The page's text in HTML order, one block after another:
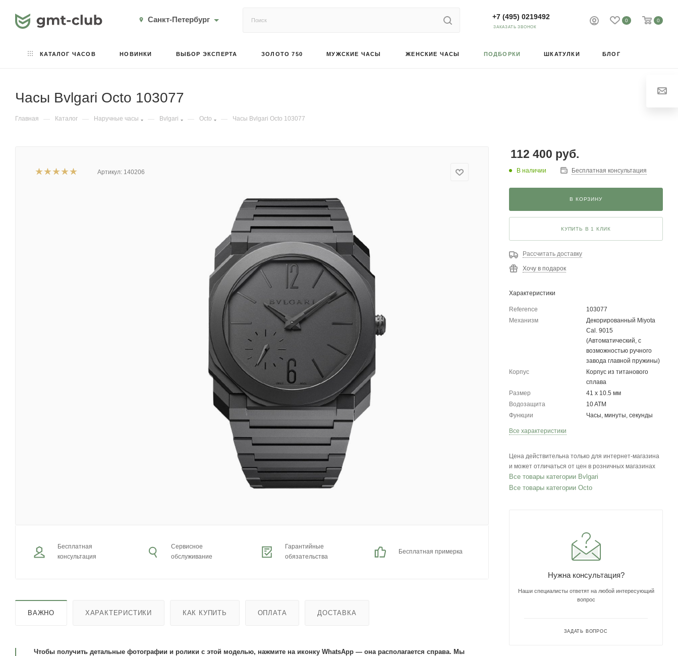
Санкт-Петербург 0 0
+7 (495) 0219492
ЗАКАЗАТЬ ЗВОНОК
КАТАЛОГ ЧАСОВ НОВИНКИ ВЫБОР ЭКСПЕРТА ЗОЛОТО 750 МУЖСКИЕ ЧАСЫ ЖЕНСКИЕ ЧАСЫ ПОДБОРКИ ШКАТУЛКИ БЛОГ
Часы Bvlgari Octo 103077
Главная — Каталог — Наручные часы — Bvlgari — Octo — Часы Bvlgari Octo 103077
Артикул: 140206
Бесплатная
консультация
Сервисное
обслуживание
Гарантийные
обязательства
Бесплатная примерка
ВАЖНО ХАРАКТЕРИСТИКИ КАК КУПИТЬ ОПЛАТА ДОСТАВКА
Чтобы получить детальные фотографии и ролики с этой моделью, нажмите на иконку WhatsApp — она располагается справа. Мы
112 400 руб.
В наличии Бесплатная консультация
В КОРЗИНУ
КУПИТЬ В 1 КЛИК
Рассчитать доставку
Хочу в подарок
Характеристики
Reference
103077
Механизм
Декорированный Miyota
Cal. 9015
(Автоматический, с
возможностью ручного
завода главной пружины)
Корпус
Корпус из титанового
сплава
Размер
41 х 10.5 мм
Водозащита
10 ATM
Функции
Часы, минуты, секунды
Все характеристики
Цена действительна только для интернет-магазина
и может отличаться от цен в розничных магазинах
Все товары категории Bvlgari
Все товары категории Octo
Нужна консультация?
Наши специалисты ответят на любой интересующий
вопрос
ЗАДАТЬ ВОПРОС